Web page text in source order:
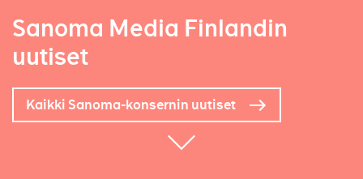
Sanoma Media Finlandin
uutiset
Kaikki Sanoma-konsernin uutiset